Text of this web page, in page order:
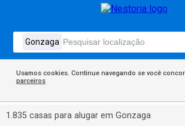
Usamos cookies. Continue navegando se você
parceiros
1.835 casas para alugar em Gonzaga